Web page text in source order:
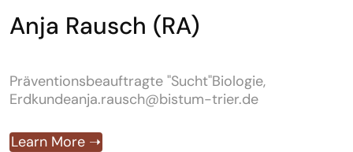
Anja Rausch (RA)
Präventionsbeauftragte "Sucht"Biologie,
Erdkundeanja.rausch@bistum-trier.de
Learn More ➝